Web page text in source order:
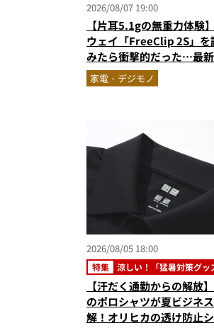
2026/08/07 19:00
【片耳5.1gの無重力体験
ウェイ「FreeClip 2S」を
みたら衝撃的だった…最
フ型イヤホンの着け心地と
感動
家電・デジモノ
2026/08/05 18:00
特集 涼しい！「猛暑対策グッ
【汗だく通勤からの解放
のポロシャツが夏ビジネ
解！オリヒカの透け防止